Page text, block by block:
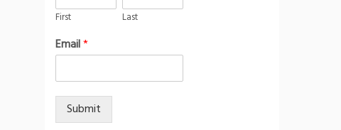
First Last
Email*
Submit